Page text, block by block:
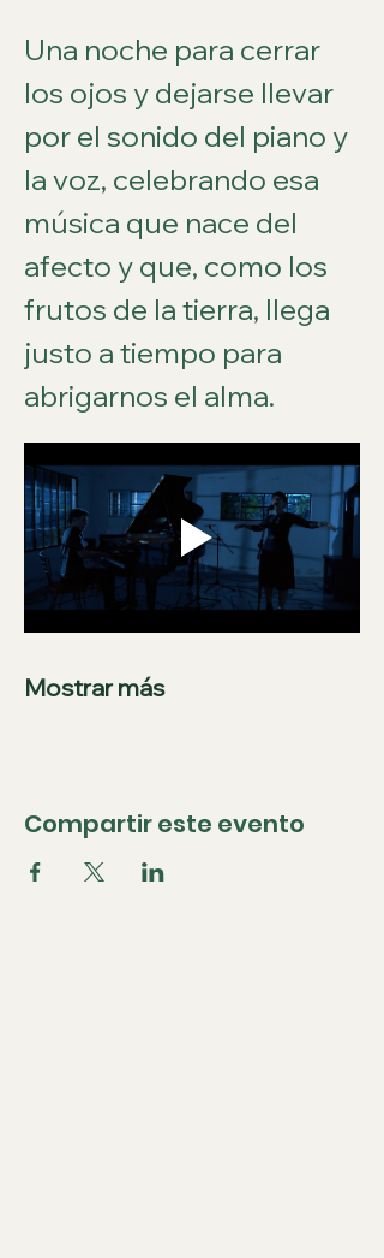
Una noche para cerrar
los ojos y dejarse llevar
por el sonido del piano y
la voz, celebrando esa
música que nace del
afecto y que, como los
frutos de la tierra, llega
justo a tiempo para
abrigarnos el alma.
Mostrar más
Compartir este evento